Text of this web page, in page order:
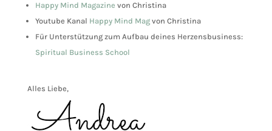
Happy Mind Magazine von Christina
Youtube Kanal Happy Mind Magvon Christina
Für Unterstützung zum Aufbau deines Herzensbusiness:
Spiritual Business School
Alles Liebe,